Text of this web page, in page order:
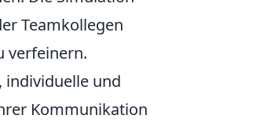
Teamkollegen
verfeinern.
individuelle und
Kommunikation